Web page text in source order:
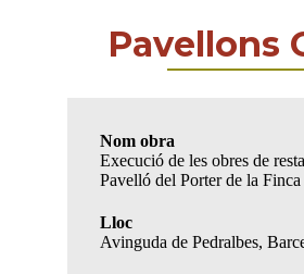
Pavellons
Nom obra
Execució de les obres de
Pavelló del Porter de la
Lloc
Avinguda de Pedralbes,